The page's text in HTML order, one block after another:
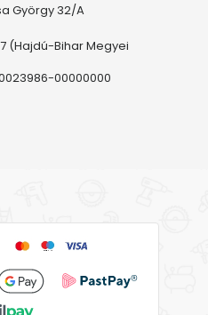
György 32/A
(Hajdú-Bihar Megyei
00000000